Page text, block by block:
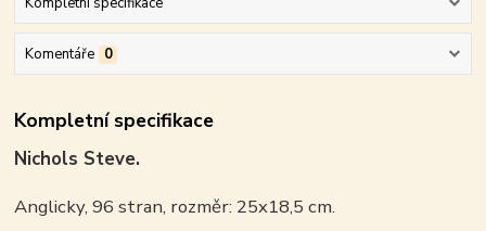
Komentáře 0
Kompletní specifikace
Nichols Steve.
Anglicky, 96 stran, rozměr: 25x18,5 cm.